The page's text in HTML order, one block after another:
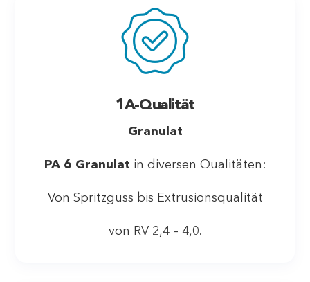
1A-Qualität
Granulat
PA 6 Granulat in diversen Qualitäten:
Von Spritzguss bis Extrusionsqualität
von RV 2,4 – 4,0.